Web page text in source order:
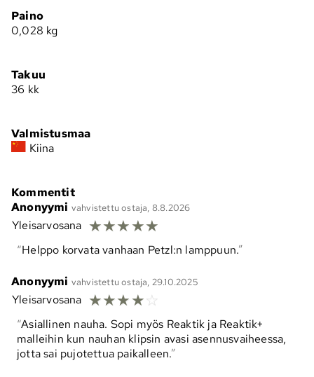
Paino
0,028 kg
Takuu
36 kk
Valmistusmaa
Kiina
Kommentit
Anonyymi vahvistettu ostaja, 8.8.2026
Yleisarvosana ☆☆☆☆☆
Helppo korvata vanhaan Petzl:n lamppuun.
Anonyymi vahvistettu ostaja, 29.10.2025
Yleisarvosana ☆☆☆☆☆
Asiallinen nauha. Sopi myös Reaktik ja Reaktik+
malleihin kun nauhan klipsin avasi asennusvaiheessa,
jotta sai pujotettua paikalleen.